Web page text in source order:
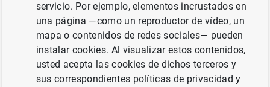
Anterior
Resultados de la encuesta s...
Siguiente
Estado financiero consolida...
servicio. Por ejemplo, elementos incrustados en
una página —como un reproductor de vídeo, un
mapa o contenidos de redes sociales— pueden
instalar cookies. Al visualizar estos contenidos,
usted acepta las cookies de dichos terceros y
sus correspondientes políticas de privacidad y